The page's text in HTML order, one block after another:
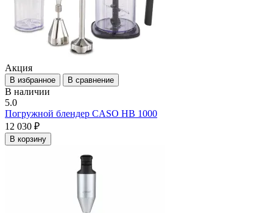
Акция
В избранное В сравнение
В наличии
5.0
Погружной блендер CASO HB 1000
12 030 ₽
В корзину